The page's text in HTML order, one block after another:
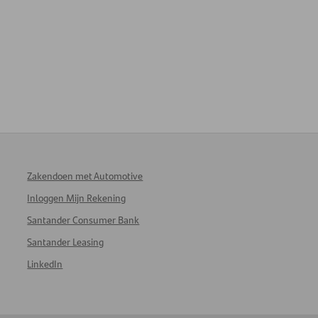
Zakendoen met Automotive
Inloggen Mijn Rekening
Santander Consumer Bank
Santander Leasing
LinkedIn